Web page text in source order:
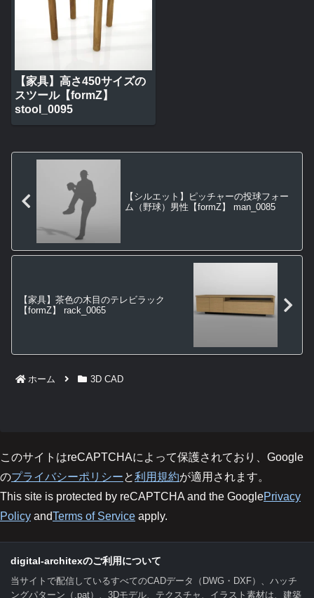
【家具】高さ450サイズの
スツール【formZ】
stool_0095
【シルエット】ピッチャーの投球フォー
ム（野球）男性【formZ】 man_0085
【家具】茶色の木目のテレビラック
【formZ】 rack_0065
ホーム 3D CAD
このサイトはreCAPTCHAによって保護されており、Google
のプライバシーポリシーと利用規約が適用されます。
This site is protected by reCAPTCHA and the GooglePrivacy
Policy andTerms of Service apply.
digital-architexのご利用について
当サイトで配信しているすべてのCADデータ（DWG・DXF）、ハッチ
ングパターン（.pat）、3Dモデル、テクスチャ、イラスト素材は、建築